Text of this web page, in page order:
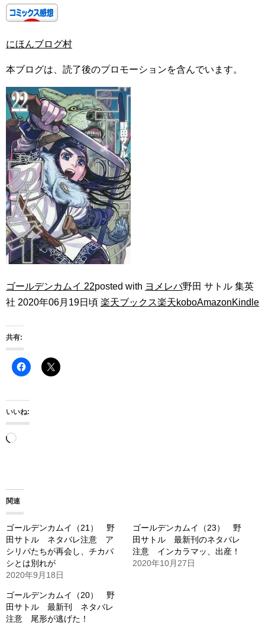
にほんブログ村
本ブログは、読了後のプロモーションを含んでいます。
ゴールデンカムイ 22posted with ヨメレバ野田 サトル 集英
社 2020年06月19日頃 楽天ブックス楽天koboAmazonKindle
共有:
いいね:
読
み
中…
関連
ゴールデンカムイ（21） 野
田サトル ネタバレ注意 ア
シリパたちが再会し、チカパ
シとは別れが
2020年9月18日
ゴールデンカムイ（23） 野
田サトル 最新刊のネタバレ
注意 インカラマッ、出産！
2020年10月27日
ゴールデンカムイ（20） 野
田サトル 最新刊 ネタバレ
注意 尾形が逃げた！